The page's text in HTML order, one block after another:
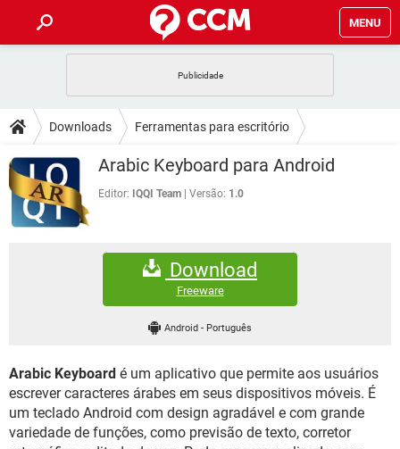
MENU
CELULAR FACEBOOK
OUTLOOK EXCEL
INSTAGRAM GMAIL
GUIA DE COMPRAS
DICAS
JOGOS
CELULAR FACEBOOK
OUTLOOK
DOWNLOADS
JOGOS WHATSAPP
CELULAR
EXCEL
GMAIL
FÓRUM
FACEBOOK
EXCEL
GMAIL
WHATSAPP
INSTAGRAM GMAIL
GUIA DE COMPRAS
Downloads Ferramentas para escritório
Tratamento de textoArabic Keyboard para Android
Editor: IQQI Team Versão: 1.0
Download
Freeware
Android - Português
Arabic Keyboard é um aplicativo que permite aos usuários
escrever caracteres árabes em seus dispositivos móveis. É
um teclado Android com design agradável e com grande
variedade de funções, como previsão de texto, corretor